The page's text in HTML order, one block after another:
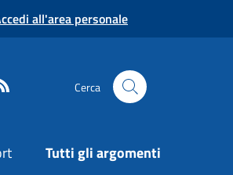
all'area personale
Cerca
Tutti gli argomenti